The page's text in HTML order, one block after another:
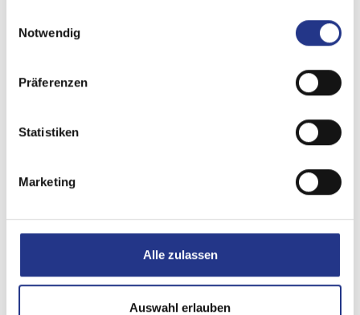
Notwendig
Präferenzen
Statistiken
Marketing
Alle zulassen
Auswahl erlauben